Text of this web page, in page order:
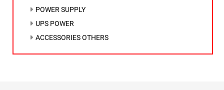
POWER SUPPLY
UPS POWER
ACCESSORIES OTHERS